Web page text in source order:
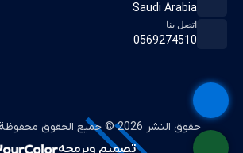
Saudi Arabia
اتصل بنا
0569274510
حقوق النشر 2026 © جميع الحقوق محفوظة لشركة المكنان
تصميم وبرمجه